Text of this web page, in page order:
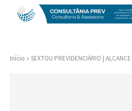
Início » SEXTOU PREVIDENCIÁRIO |